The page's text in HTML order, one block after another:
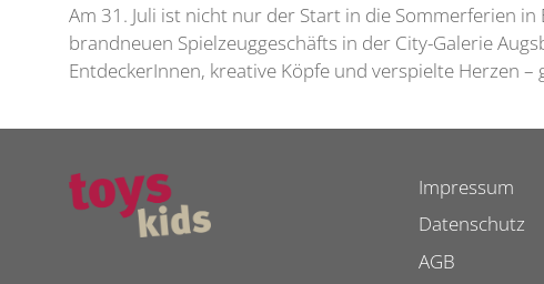
Am 31. Juli ist nicht nur der Start in die Sommerferien
brandneuen Spielzeuggeschäfts in der City-Galerie
EntdeckerInnen, kreative Köpfe und verspielte Herzen
Impressum
Datenschutz
AGB